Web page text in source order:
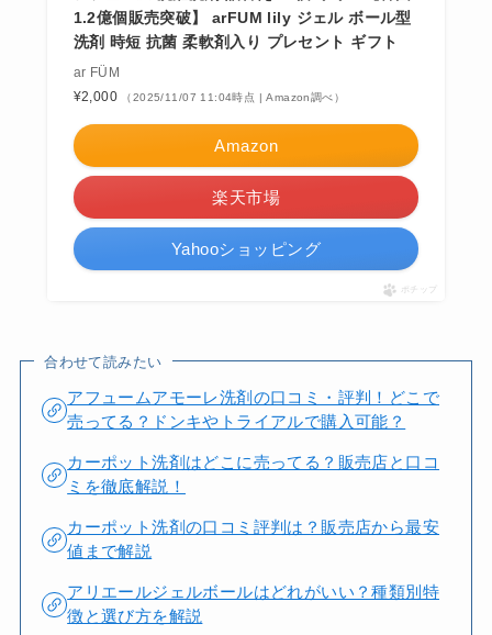
1.2億個販売突破】 arFUM lily ジェル ボール型
洗剤 時短 抗菌 柔軟剤入り プレセント ギフト
ar FÜM
¥2,000
（2025/11/07 11:04時点 | Amazon調べ）
Amazon
楽天市場
Yahooショッピング
ポチップ
合わせて読みたい
アフュームアモーレ洗剤の口コミ・評判！どこで
売ってる？ドンキやトライアルで購入可能？
カーポット洗剤はどこに売ってる？販売店と口コ
ミを徹底解説！
カーポット洗剤の口コミ評判は？販売店から最安
値まで解説
アリエールジェルボールはどれがいい？種類別特
徴と選び方を解説